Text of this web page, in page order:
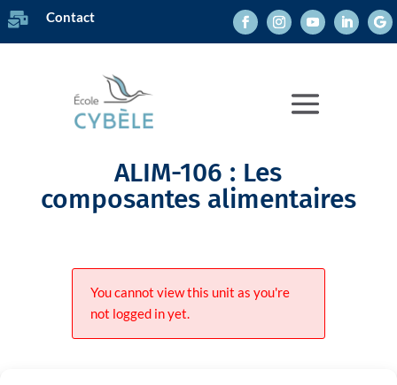
 Contact
ALIM-106 : Les
composantes alimentaires
You cannot view this unit as you're
not logged in yet.